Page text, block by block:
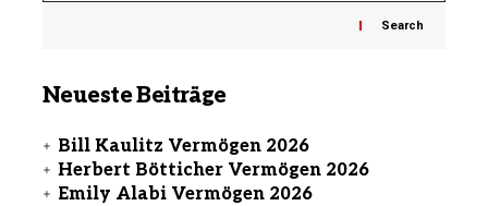
Search
Neueste Beiträge
Bill Kaulitz Vermögen 2026
Herbert Bötticher Vermögen 2026
Emily Alabi Vermögen 2026